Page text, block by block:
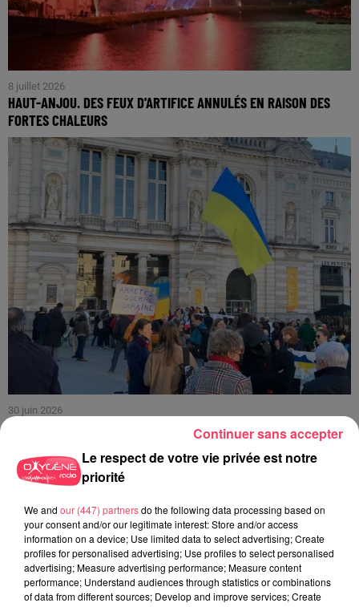
8 juillet 2026
HAUT-ANJOU. DES FEUX D'ARTIFICE ANNULÉS EN RAISON DES
FORTES CHALEURS
30 juin 2026
HAUT-ANJOU. CETTE VILLE FAIT UN DON DE 11 000 € POUR AIDER
Le respect de votre vie privée est notre
priorité
We and our (447) partnersdo the following data processing based on
your consent and/or our legitimate interest: Store and/or access
information on a device; Use limited data to select advertising; Create
profiles for personalised advertising; Use profiles to select personalised
advertising; Measure advertising performance; Measure content
performance; Understand audiences through statistics or combinations
of data from different sources; Develop and improve services; Create
Continuer sans accepter